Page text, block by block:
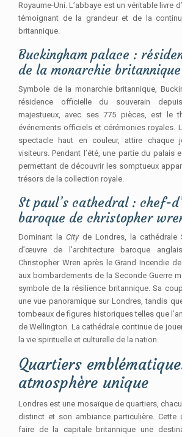
Royaume-Uni. L’abbaye est un véritable livre
témoignant de la grandeur et de la
britannique.
Buckingham palace :
de la monarchie britannique
Symbole de la monarchie britannique,
résidence officielle du souverain
majestueux, avec ses 775 pièces, est le
événements officiels et cérémonies royales.
spectacle haut en couleur, attire chaque
visiteurs. Pendant l’été, une partie du palais
permettant de découvrir les somptueux
trésors de la collection royale.
St paul’s cathedral : chef-
baroque de christopher
Dominant la City de Londres, la cathédrale
d’œuvre de l’architecture baroque
Christopher Wren après le Grand Incendie
aux bombardements de la Seconde Guerre
symbole de la résilience britannique. Sa
une vue panoramique sur Londres, tandis
tombeaux de figures historiques telles que
de Wellington. La cathédrale continue de
la vie spirituelle et culturelle de la nation.
Quartiers
atmosphère unique
Londres est une mosaïque de quartiers,
distinct et son ambiance particulière. Cette
faire de la capitale britannique une